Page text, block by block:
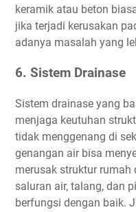
keramik atau beton
jika terjadi kerusakan
adanya masalah yang
6. Sistem Drainase
Sistem drainase yang
menjaga keutuhan
tidak menggenang di
genangan air bisa
merusak struktur
saluran air, talang, dan
berfungsi dengan baik.